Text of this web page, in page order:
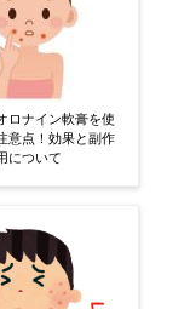
ロナイン軟膏を使
意点！効果と副作
について